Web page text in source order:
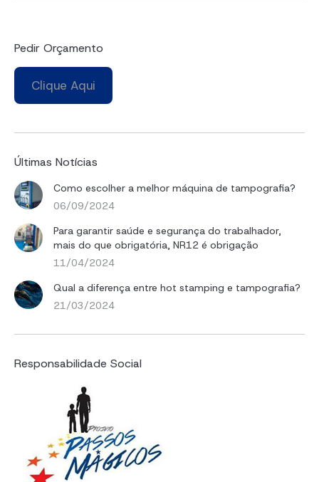
Pedir Orçamento
Clique Aqui
Últimas Notícias
Como escolher a melhor máquina de tampografia?
06/09/2024
Para garantir saúde e segurança do trabalhador,
mais do que obrigatória, NR12 é obrigação
11/04/2024
Qual a diferença entre hot stamping e tampografia?
21/03/2024
Responsabilidade Social